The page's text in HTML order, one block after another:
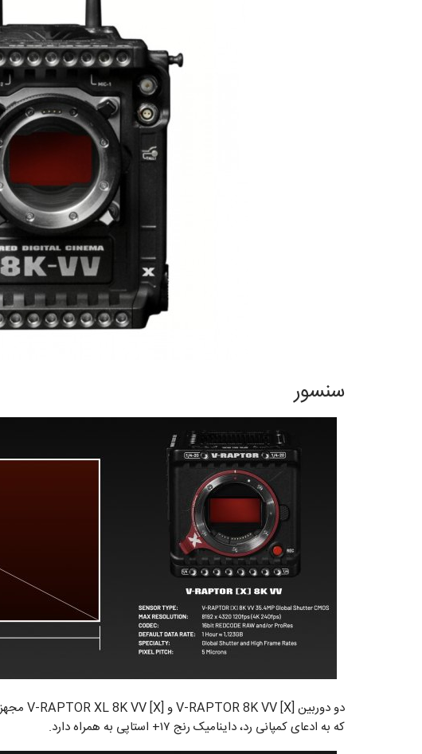
سنسور
که به ادعای کمپانی رد، داینامیک رنج ۱۷+ استاپی به همراه دارد.